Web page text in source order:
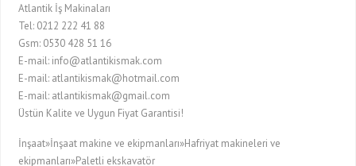
Atlantik İş Makinaları
Tel: 0212 222 41 88
Gsm: 0530 428 51 16
E-mail: info@atlantikismak.com
E-mail: atlantikismak@hotmail.com
E-mail: atlantikismak@gmail.com
Üstün Kalite ve Uygun Fiyat Garantisi!
İnşaat»İnşaat makine ve ekipmanları»Hafriyat makineleri ve
ekipmanları»Paletli ekskavatör